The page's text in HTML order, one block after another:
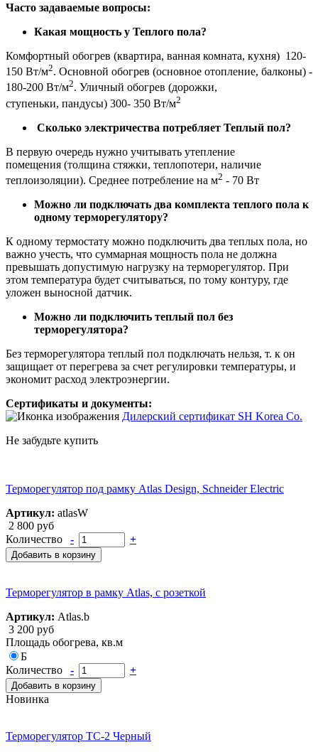
Часто задаваемые вопросы:
Какая мощность у Теплого пола?
Комфортный обогрев (квартира, ванная комната, кухня) 120-
150 Вт/м2. Основной обогрев (основное отопление, балконы) -
180-200 Вт/м2. Уличный обогрев (дорожки,
ступеньки, пандусы) 300- 350 Вт/м2
Сколько электричества потребляет Теплый пол?
В первую очередь нужно учитывать утепление
помещения (толщина стяжки, теплопотери, наличие
теплоизоляции). Среднее потребление на м2 - 70 Вт
Можно ли подключать два комплекта теплого пола к
одному терморегулятору?
К одному термостату можно подключить два теплых пола, но
важно учесть, что суммарная мощность пола не должна
превышать допустимую нагрузку на терморегулятор. При
этом температура будет считываться, по тому контуру, где
уложен выносной датчик.
Можно ли подключить теплый пол без
терморегулятора?
Без терморегулятора теплый пол подключать нельзя, т. к он
защищает от перегрева за счет регулировки температуры, и
экономит расход электроэнергии.
Сертификаты и документы:
Дилерский сертификат SH Korea Co.
Не забудьте купить
Терморегулятор под рамку Atlas Design, Schneider Electric
Артикул: atlasW
2 800 руб
Количество
- +
Добавить в корзину
Терморегулятор в рамку Atlas, с розеткой
Артикул: Atlas.b
3 200 руб
Площадь обогрева, кв.м
Б
Количество
- +
Добавить в корзину
Новинка
Терморегулятор ТС-2 Черный